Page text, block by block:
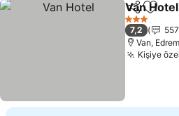
Paylaş
Van Hotel
3 Yıldız
7,2
557
Van,
Kişiye